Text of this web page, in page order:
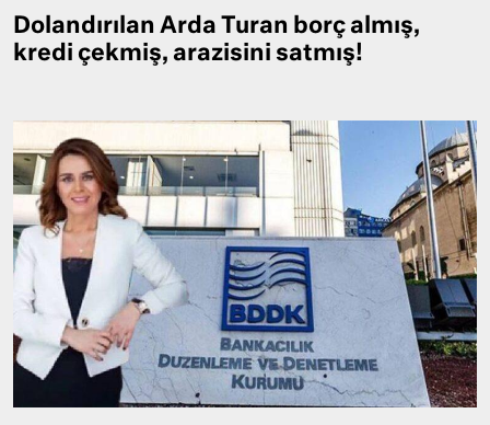
Dolandırılan Arda Turan borç almış,
kredi çekmiş, arazisini satmış!